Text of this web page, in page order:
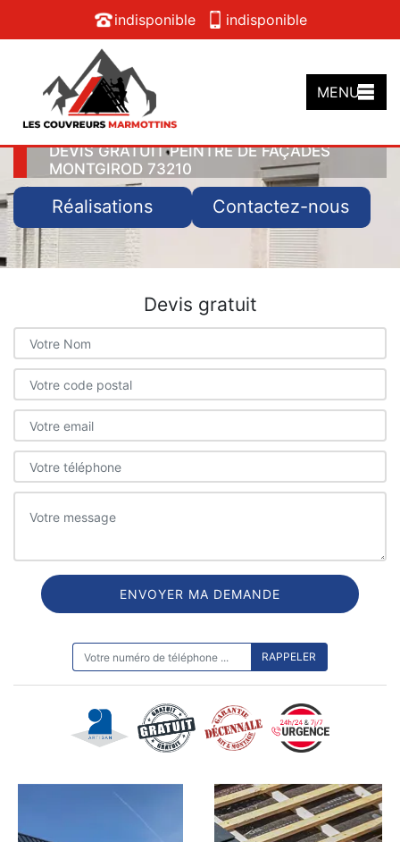
indisponible indisponible
MENU
DEVIS GRATUIT PEINTRE DE FAÇADES
MONTGIROD 73210
Réalisations Contactez-nous
Devis gratuit